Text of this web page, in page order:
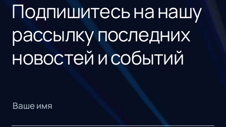
Подпишитесь на нашу
рассылку последних
новостей и событий